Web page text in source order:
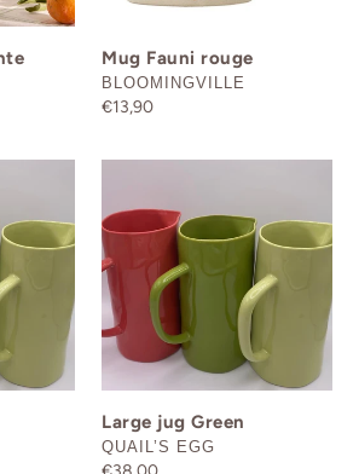
Mug Fauni rouge
DISTRIBUTEUR
BLOOMINGVILLE
Prix
€13,90
Green
Large jug Green
DISTRIBUTEUR
QUAIL’S EGG